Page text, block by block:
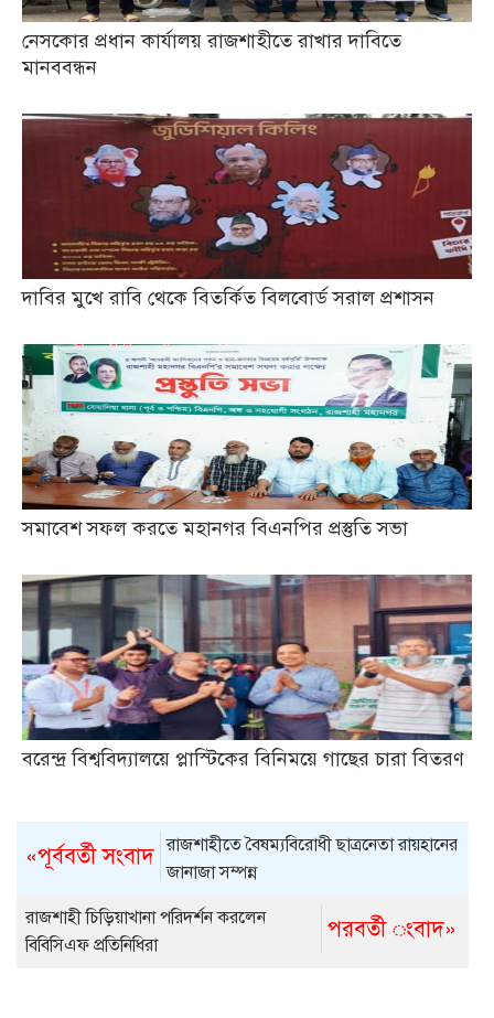
নেসকোর প্রধান কার্যালয় রাজশাহীতে রাখার দাবিতে
মানববন্ধন
দাবির মুখে রাবি থেকে বিতর্কিত বিলবোর্ড সরাল প্রশাসন
সমাবেশ সফল করতে মহানগর বিএনপির প্রস্তুতি সভা
বরেন্দ্র বিশ্ববিদ্যালয়ে প্লাস্টিকের বিনিময়ে গাছের চারা বিতরণ
«পূর্ববর্তী সংবাদ রাজশাহীতে বৈষম্যবিরোধী ছাত্রনেতা রায়হানের
জানাজা সম্পন্ন
পরবর্তী ংবাদ»
রাজশাহী চিড়িয়াখানা পরিদর্শন করলেন
বিবিসিএফ প্রতিনিধিরা